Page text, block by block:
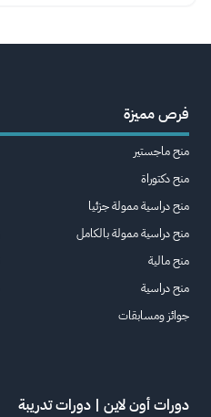
فرص مميزة
منح ماجستير
منح دكتوراة
منح دراسية ممولة جزئيا
منح دراسية ممولة بالكامل
منح مالية
منح دراسية
جوائز ومسابقات
دورات أون لاين | دورات تدريبة